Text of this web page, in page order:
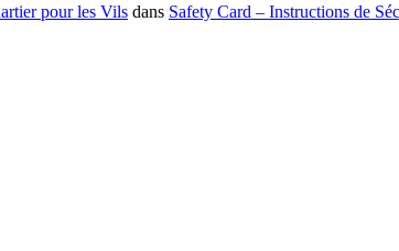
pour les Vils dans Safety Card – Instructions de